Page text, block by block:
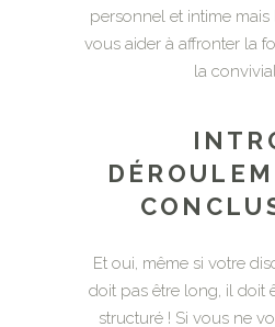
personnel et intime
vous aider à affronter la
la
Et oui, même si votre
doit pas être long, il doit
structuré ! Si vous ne